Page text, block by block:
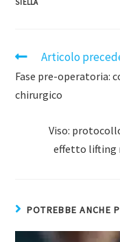
STELLA
Articolo
Fase pre-operatoria:
chirurgico
Viso:
effetto lifting
POTREBBE ANCHE